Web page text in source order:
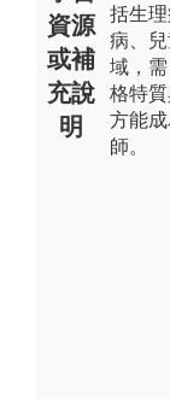
資源
或補
充說
明
括生
病、
域，
格特質
方能
師。